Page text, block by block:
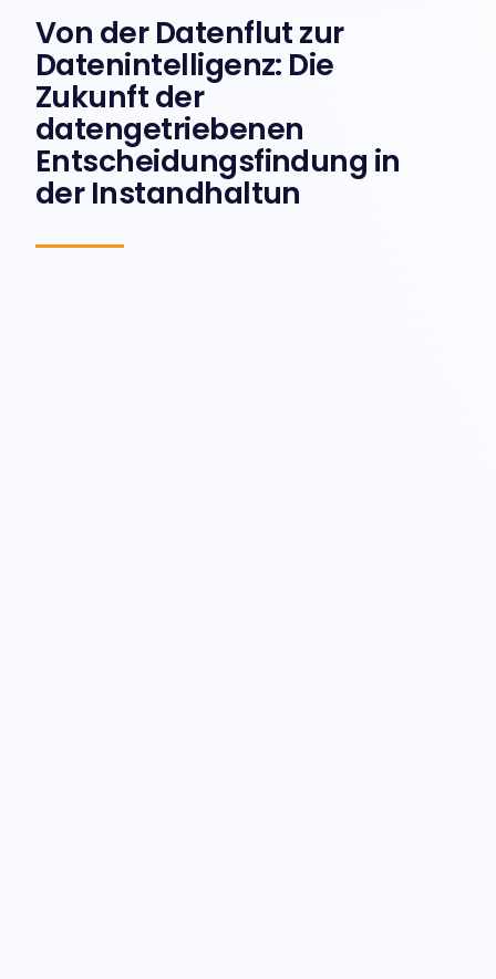
Von der Datenflut zur
Datenintelligenz: Die
Zukunft der
datengetriebenen
Entscheidungsfindung in
der Instandhaltun